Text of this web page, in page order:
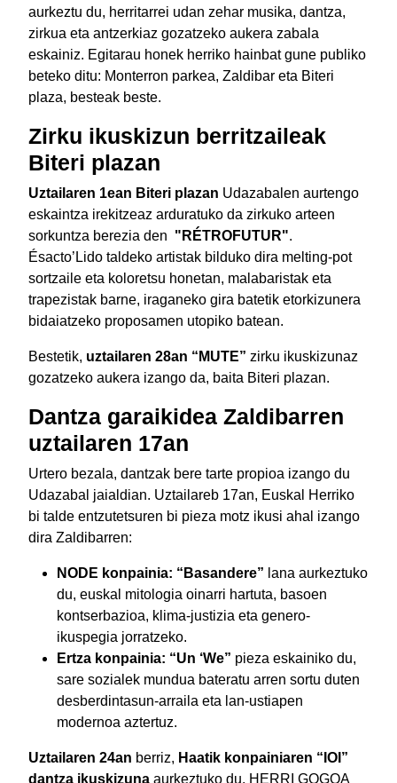
aurkeztu du, herritarrei udan zehar musika, dantza,
zirkua eta antzerkiaz gozatzeko aukera zabala
eskainiz. Egitarau honek herriko hainbat gune publiko
beteko ditu: Monterron parkea, Zaldibar eta Biteri
plaza, besteak beste.
Zirku ikuskizun berritzaileak
Biteri plazan
Uztailaren 1ean Biteri plazan Udazabalen aurtengo
eskaintza irekitzeaz arduratuko da zirkuko arteen
sorkuntza berezia den "RÉTROFUTUR".
Ésacto’Lido taldeko artistak bilduko dira melting-pot
sortzaile eta koloretsu honetan, malabaristak eta
trapezistak barne, iraganeko gira batetik etorkizunera
bidaiatzeko proposamen utopiko batean.
Bestetik, uztailaren 28an “MUTE” zirku ikuskizunaz
gozatzeko aukera izango da, baita Biteri plazan.
Dantza garaikidea Zaldibarren
uztailaren 17an
Urtero bezala, dantzak bere tarte propioa izango du
Udazabal jaialdian. Uztailareb 17an, Euskal Herriko
bi talde entzutetsuren bi pieza motz ikusi ahal izango
dira Zaldibarren:
NODE konpainia: “Basandere” lana aurkeztuko
du, euskal mitologia oinarri hartuta, basoen
kontserbazioa, klima-justizia eta genero-
ikuspegia jorratzeko.
Ertza konpainia: “Un ‘We” pieza eskainiko du,
sare sozialek mundua bateratu arren sortu duten
desberdintasun-arraila eta lan-ustiapen
modernoa aztertuz.
Uztailaren 24an berriz, Haatik konpainiaren “IOI”
dantza ikuskizuna aurkeztuko du. HERRI GOGOA